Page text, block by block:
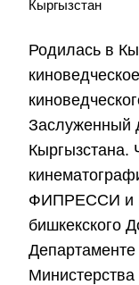
Кыргызстан
Родилась в
Заслуженный
ФИПРЕССИ и
бишкекского